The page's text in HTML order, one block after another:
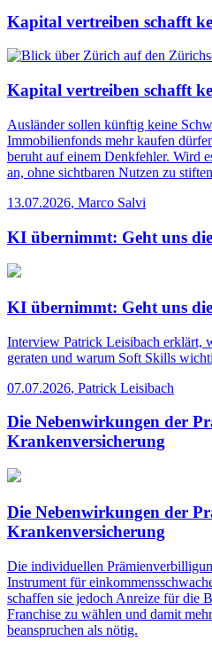
Kapital vertreiben schafft
Kapital vertreiben schafft
Ausländer sollen künftig keine
Immobilienfonds mehr kaufen
beruht auf einem Denkfehler. Wird
an, ohne sichtbaren Nutzen zu
13.07.2026, Marco Salvi
KI übernimmt: Geht uns
KI übernimmt: Geht uns
Interview Patrick Leisibach erklärt,
geraten und warum Soft Skills
07.07.2026, Patrick Leisibach
Die Nebenwirkungen der
Krankenversicherung
Die Nebenwirkungen der
Krankenversicherung
Die individuellen
Instrument für
schaffen sie jedoch Anreize für die
Franchise zu wählen und damit
beanspruchen als nötig.